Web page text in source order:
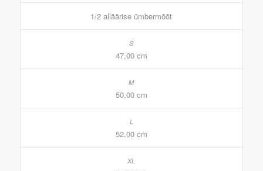
1/2 alläärise ümbermõõt
47,00 cm
50,00 cm
52,00 cm